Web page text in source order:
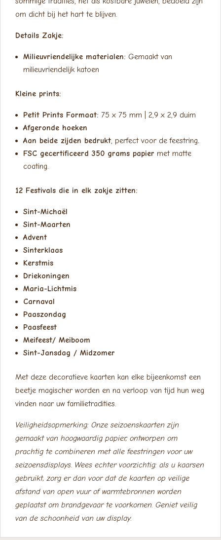
om dicht bij het hart te blijven.
Details Zakje:
Milieuvriendelijke materialen: Gemaakt van
milieuvriendelijk katoen
Kleine prints:
Petit Prints Formaat: 75 x 75 mm | 2,9 x 2,9 duim
Afgeronde hoeken
Aan beide zijden bedrukt , perfect voor de feestring.
FSC gecertificeerd 350 grams papier met matte
coating.
12 Festivals die in elk zakje zitten:
Sint-Michaël
Sint-Maarten
Advent
Sinterklaas
Kerstmis
Driekoningen
Maria-Lichtmis
Carnaval
Paaszondag
Paasfeest
Meifeest/ Meiboom
Sint-Jansdag / Midzomer
Met deze decoratieve kaarten kan elke bijeenkomst een
beetje magischer worden en na verloop van tijd hun weg
vinden naar uw familietradities.
Veiligheidsopmerking: Onze seizoenskaarten zijn
gemaakt van hoogwaardig papier, ontworpen om
prachtig te combineren met alle feestringen voor uw
seizoensdisplays. Wees echter voorzichtig: als u kaarsen
gebruikt, zorg er dan voor dat de kaarten op veilige
afstand van open vuur of warmtebronnen worden
geplaatst om brandgevaar te voorkomen. Geniet veilig
van de schoonheid van uw display.